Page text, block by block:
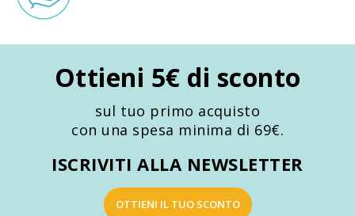
Ottieni 5€ di sconto
sul tuo primo acquisto
con una spesa minima di 69€.
ISCRIVITI ALLA NEWSLETTER
OTTIENI IL TUO SCONTO